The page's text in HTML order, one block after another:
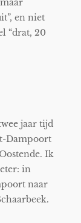
en niet
“drat, 20
jaar tijd
Dampoort
Ik
in
naar